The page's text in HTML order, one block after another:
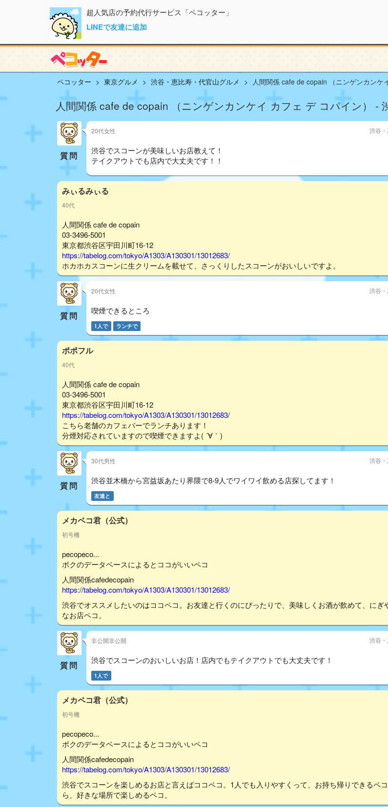
超人気店の予約代行サービス「ペコッター」
LINEで友達に追加
ペコッター 東京グルメ 渋谷・恵比寿・代官山グルメ 人間関係 cafe de copain （ニンゲンカン
人間関係 cafe de copain （ニンゲンカンケイ カフェ デ コパイン） -
質問
20代女性 渋谷
渋谷でスコーンが美味しいお店教えて！
テイクアウトでも店内で大丈夫です！！
みぃるみぃる
40代
人間関係 cafe de copain
03-3496-5001
東京都渋谷区宇田川町16-12
https://tabelog.com/tokyo/A1303/A130301/13012683/
ホカホカスコーンに生クリームを載せて、さっくりしたスコーンがおいしいですよ。
質問
20代女性 渋谷
喫煙できるところ
1人で ランチで
ポポフル
40代
人間関係 cafe de copain
03-3496-5001
東京都渋谷区宇田川町16-12
https://tabelog.com/tokyo/A1303/A130301/13012683/
こちら老舗のカフェバーでランチあります！
分煙対応されていますので喫煙できますよ( ´∀｀)
質問
30代男性 渋谷
渋谷並木橋から宮益坂あたり界隈で8-9人でワイワイ飲める店探してます！
友達と
メカペコ君（公式）
初号機
pecopeco...
ボクのデータベースによるとココがいいペコ
人間関係cafedecopain
https://tabelog.com/tokyo/A1303/A130301/13012683/
渋谷でオススメしたいのはココペコ。お友達と行くのにぴったりで、美味しくお酒が飲めて、にぎ
なお店ペコ。
質問
非公開非公開 渋谷
渋谷でスコーンのおいしいお店！店内でもテイクアウトでも大丈夫です！
1人で
メカペコ君（公式）
初号機
pecopeco...
ボクのデータベースによるとココがいいペコ
人間関係cafedecopain
https://tabelog.com/tokyo/A1303/A130301/13012683/
渋谷でスコーンを楽しめるお店と言えばココペコ。1人でも入りやすくって、お持ち帰りできるペ
ら、好きな場所で楽しめるペコ。